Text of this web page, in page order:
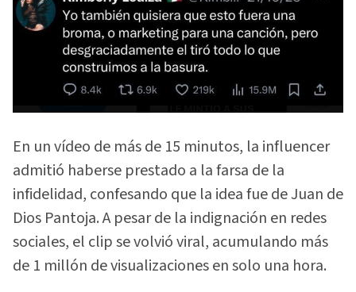
En un vídeo de más de 15 minutos, la influencer
admitió haberse prestado a la farsa de la
infidelidad, confesando que la idea fue de Juan de
Dios Pantoja. A pesar de la indignación en redes
sociales, el clip se volvió viral, acumulando más
de 1 millón de visualizaciones en solo una hora.